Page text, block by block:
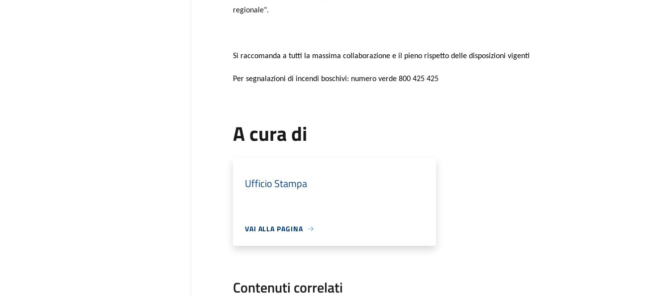
regionale".
Si raccomanda a tutti la massima collaborazione e il pieno rispetto delle disposizioni vigenti
Per segnalazioni di incendi boschivi: numero verde 800 425 425
A cura di
Ufficio Stampa
VAI ALLA PAGINA
Contenuti correlati